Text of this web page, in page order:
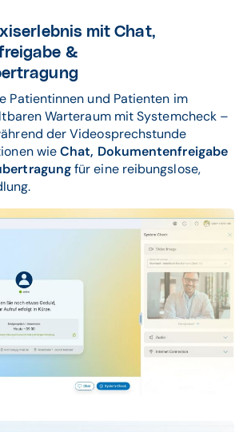
mit Chat,
&
Patientinnen und Patienten im
Warteraum mit Systemcheck –
der Videosprechstunde
wieChat, Dokumentenfreigabe
für eine reibungslose,